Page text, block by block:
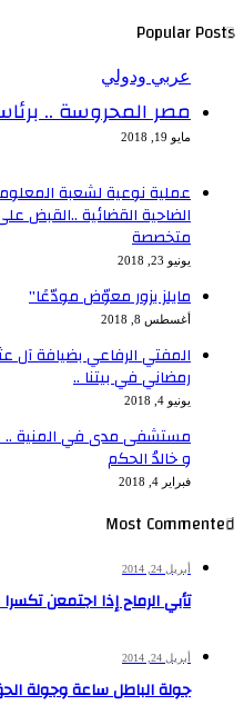
Popular Posts
عربي ودولي
مصر المحروسة ..
مايو 19, 2018
عملية نوعية لشعبة
الضاحية القضائية ..القبض
متخصصة
يونيو 23, 2018
مايلز يزور معوّض مودّعًا”
أغسطس 8, 2018
المفتي الرفاعي بضيافة
رمضاني في بيتنا ..
يونيو 4, 2018
مستشفى مدى في المنية ..
و خالدُ الحكم
فبراير 4, 2018
Most Commented
أبريل 24, 2014
تأبي الرماح إذا اجتمعن
أبريل 24, 2014
جولة الباطل ساعة وجولة